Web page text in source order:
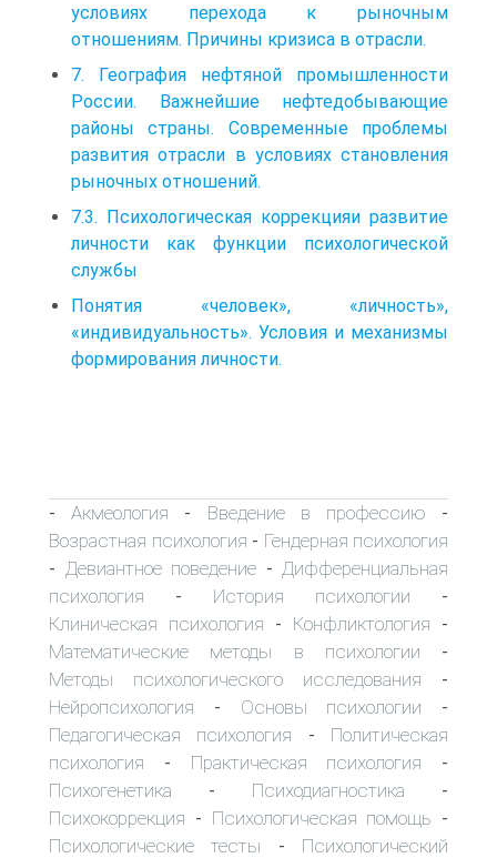
условиях перехода к рыночным
отношениям. Причины кризиса в отрасли.
7. География нефтяной промышленности
России. Важнейшие нефтедобывающие
районы страны. Современные проблемы
развития отрасли в условиях становления
рыночных отношений.
7.3. Психологическая коррекцияи развитие
личности как функции психологической
службы
Понятия «человек», «личность»,
«индивидуальность». Условия и механизмы
формирования личности.
-Акмеология - Введение в профессию -
Возрастная психология - Гендерная психология
- Девиантное поведение - Дифференциальная
психология - История психологии -
Клиническая психология - Конфликтология -
Математические методы в психологии -
Методы психологического исследования -
Нейропсихология - Основы психологии -
Педагогическая психология - Политическая
психология - Практическая психология -
Психогенетика - Психодиагностика -
Психокоррекция - Психологическая помощь -
Психологические тесты - Психологический